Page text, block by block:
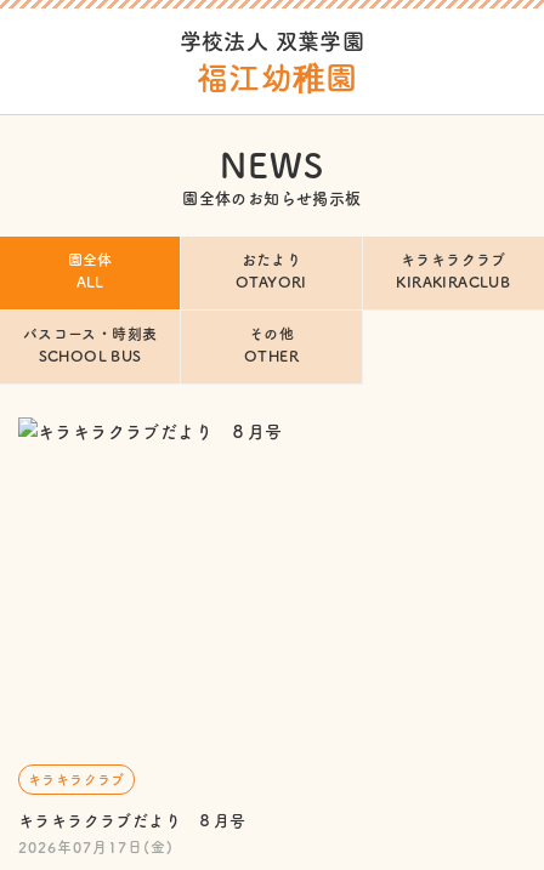
学校法人 双葉学園
福江幼稚園
NEWS
園全体のお知らせ掲示板
園全体
ALL
おたより
OTAYORI
キラキラクラブ
KIRAKIRACLUB
バスコース・時刻表
SCHOOL BUS
その他
OTHER
キラキラクラブ
キラキラクラブだより ８月号
2026年07月17日(金)